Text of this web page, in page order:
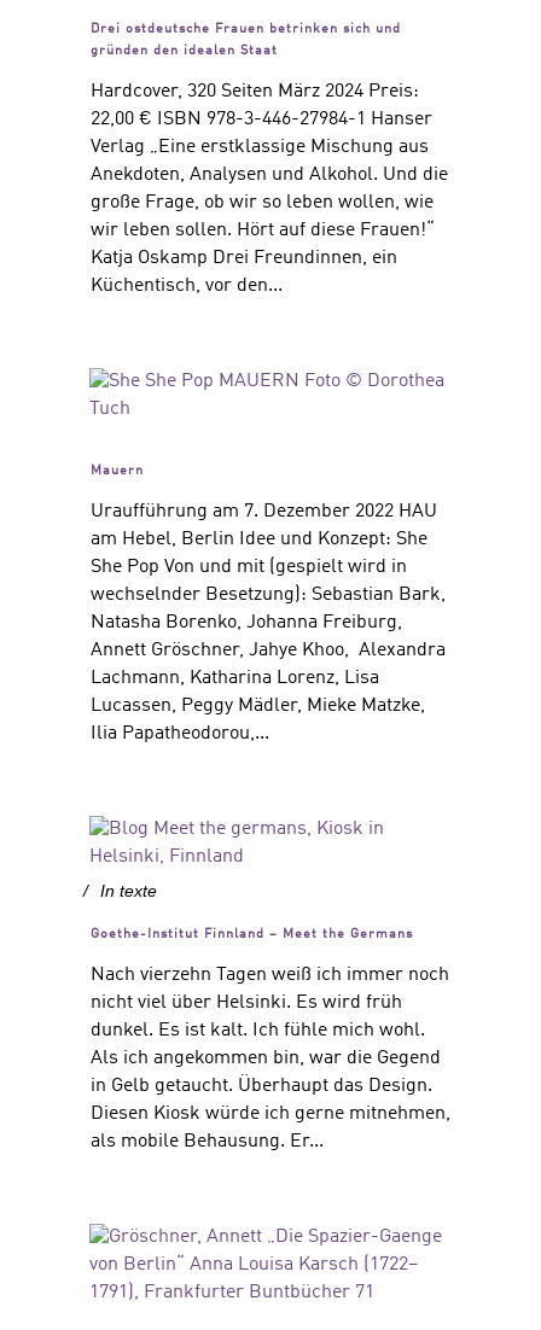
Drei ostdeutsche Frauen betrinken sich und
gründen den idealen Staat
Hardcover, 320 Seiten März 2024 Preis:
22,00 € ISBN 978-3-446-27984-1 Hanser
Verlag „Eine erstklassige Mischung aus
Anekdoten, Analysen und Alkohol. Und die
große Frage, ob wir so leben wollen, wie
wir leben sollen. Hört auf diese Frauen!“
Katja Oskamp Drei Freundinnen, ein
Küchentisch, vor den...
Mauern
Uraufführung am 7. Dezember 2022 HAU
am Hebel, Berlin Idee und Konzept: She
She Pop Von und mit (gespielt wird in
wechselnder Besetzung): Sebastian Bark,
Natasha Borenko, Johanna Freiburg,
Annett Gröschner, Jahye Khoo, Alexandra
Lachmann, Katharina Lorenz, Lisa
Lucassen, Peggy Mädler, Mieke Matzke,
Ilia Papatheodorou,...
In texte
Goethe-Institut Finnland – Meet the Germans
Nach vierzehn Tagen weiß ich immer noch
nicht viel über Helsinki. Es wird früh
dunkel. Es ist kalt. Ich fühle mich wohl.
Als ich angekommen bin, war die Gegend
in Gelb getaucht. Überhaupt das Design.
Diesen Kiosk würde ich gerne mitnehmen,
als mobile Behausung. Er...